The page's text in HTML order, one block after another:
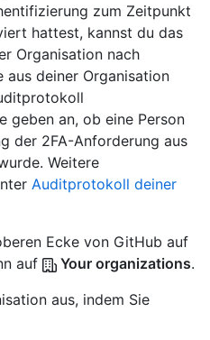
zum Zeitpunkt
hattest, kannst du das
Organisation nach
aus deiner Organisation
geben an, ob eine Person
der 2FA-Anforderung aus
Weitere
Auditprotokoll deiner
Ecke von GitHub auf
auf
Your organizations.
aus, indem Sie